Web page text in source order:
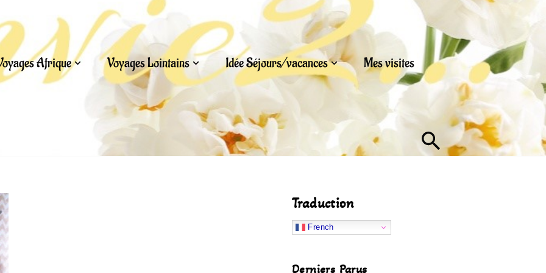
Afrique Voyages Lointains Idée Séjours/vacances Mes visites
Traduction
French
Derniers Parus